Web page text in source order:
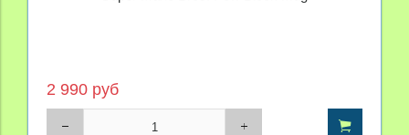
2 990 руб